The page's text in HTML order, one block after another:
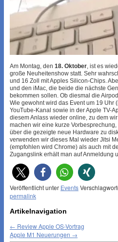
Am Montag, den 18. Oktober, ist es
große Neuheitenshow statt. Sehr
und 16 Zoll mit Apples Silicon-Chips.
und den iMac, die beide die nächste
bekommen sollen. Ob diesmal die
Wie gewohnt wird das Event um 19 Uhr
YouTube-Kanal sowie in der Apple TV-
diesem Anlass wieder online, zu dem
machen wir eine kurze
über die gezeigte neue Hardware zu
verwenden wir dieses Mal wieder Jitsi
(empfohlen wird Chrome) als auch mit
Zugangslink erhält man auf Anmeldung
Veröffentlicht unter Events
permalink
Artikelnavigation
← Review Apple OS-Vortrag
Apple M1 Neuerungen →